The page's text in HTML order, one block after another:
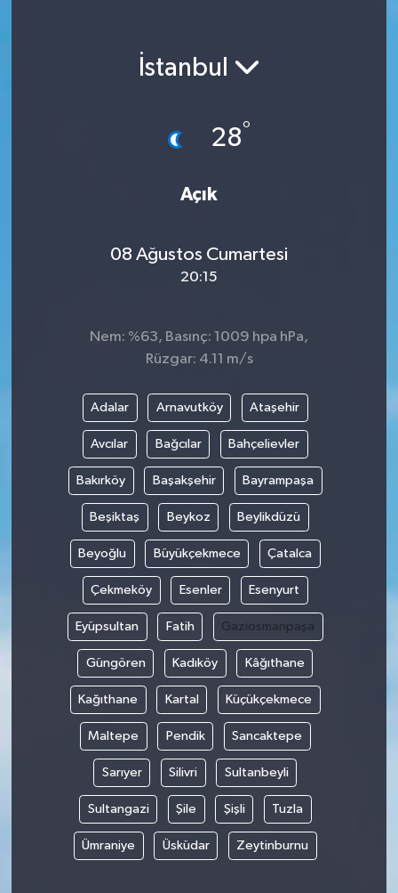
İstanbul
28°
Açık
08 Ağustos Cumartesi
20:15
Nem: %63, Basınç: 1009 hpa hPa,
Rüzgar: 4.11 m/s
Adalar Arnavutköy Ataşehir
Avcılar Bağcılar Bahçelievler
Bakırköy Başakşehir Bayrampaşa
Beşiktaş Beykoz Beylikdüzü
Beyoğlu Büyükçekmece Çatalca
Çekmeköy Esenler Esenyurt
Eyüpsultan Fatih Gaziosmanpaşa
Güngören Kadıköy Kâğıthane
Kağıthane Kartal Küçükçekmece
Maltepe Pendik Sancaktepe
Sarıyer Silivri Sultanbeyli
Sultangazi Şile Şişli Tuzla
Ümraniye Üsküdar Zeytinburnu